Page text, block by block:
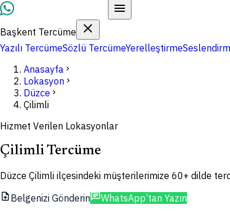
Başkent Tercüme
Yazılı TercümeSözlü TercümeYerelleştirme
Anasayfa chevron_right
Lokasyon chevron_right
Düzce chevron_right
Çilimli
Hizmet Verilen Lokasyonlar
Çilimli Tercüme
Düzce Çilimli ilçesindeki müşterilerimize 60+ dilde
upload_file Belgenizi GönderinchatWhatsApp’tan Yazın